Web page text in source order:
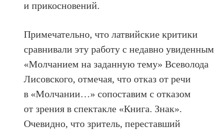
и прикосновений.
Примечательно, что латвийские критики
сравнивали эту работу с недавно увиденным
«Молчанием на заданную тему» Всеволода
Лисовского, отмечая, что отказ от речи
в «Молчании…» сопоставим с отказом
от зрения в спектакле «Книга. Знак».
Очевидно, что зритель, переставший